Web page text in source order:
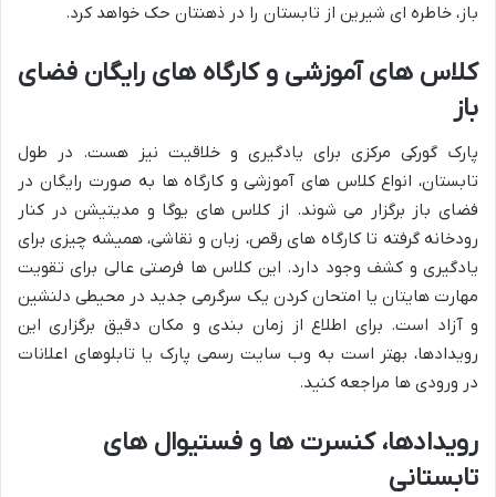
باز، خاطره ای شیرین از تابستان را در ذهنتان حک خواهد کرد.
کلاس های آموزشی و کارگاه های رایگان فضای
باز
پارک گورکی مرکزی برای یادگیری و خلاقیت نیز هست. در طول
تابستان، انواع کلاس های آموزشی و کارگاه ها به صورت رایگان در
فضای باز برگزار می شوند. از کلاس های یوگا و مدیتیشن در کنار
رودخانه گرفته تا کارگاه های رقص، زبان و نقاشی، همیشه چیزی برای
یادگیری و کشف وجود دارد. این کلاس ها فرصتی عالی برای تقویت
مهارت هایتان یا امتحان کردن یک سرگرمی جدید در محیطی دلنشین
و آزاد است. برای اطلاع از زمان بندی و مکان دقیق برگزاری این
رویدادها، بهتر است به وب سایت رسمی پارک یا تابلوهای اعلانات
در ورودی ها مراجعه کنید.
رویدادها، کنسرت ها و فستیوال های
تابستانی